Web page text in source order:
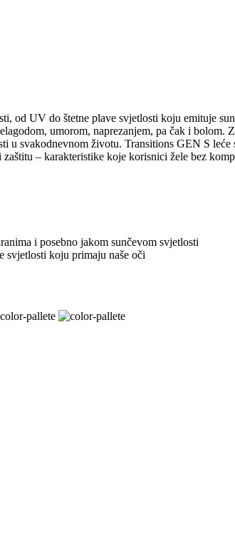
od UV do štetne plave svjetlosti koju emituje
umorom, naprezanjem, pa čak i
u svakodnevnom životu. Transitions GEN S
– karakteristike koje korisnici žele bez
i posebno jakom sunčevom svjetlosti
svjetlosti koju primaju naše oči